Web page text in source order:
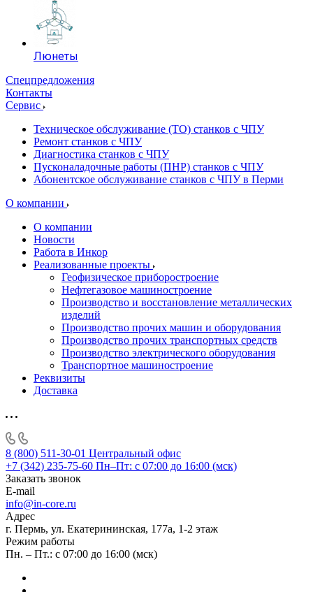
Люнеты
Спецпредложения
Контакты
Сервис
Техническое обслуживание (ТО) станков с ЧПУ
Ремонт станков с ЧПУ
Диагностика станков с ЧПУ
Пусконаладочные работы (ПНР) станков с ЧПУ
Абонентское обслуживание станков с ЧПУ в Перми
О компании
О компании
Новости
Работа в Инкор
Реализованные проекты
Геофизическое приборостроение
Нефтегазовое машиностроение
Производство и восстановление металлических
изделий
Производство прочих машин и оборудования
Производство прочих транспортных средств
Производство электрического оборудования
Транспортное машиностроение
Реквизиты
Доставка
8 (800) 511-30-01 Центральный офис
+7 (342) 235-75-60 Пн–Пт: с 07:00 до 16:00 (мск)
Заказать звонок
E-mail
info@in-core.ru
Адрес
г. Пермь, ул. ​Екатерининская, 177а, ​1-2 этаж
Режим работы
Пн. – Пт.: с 07:00 до 16:00 (мск)